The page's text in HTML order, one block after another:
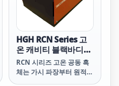
HGH RCN Series 고
온 캐비티 블랙바디
(50 ~ 1350℃)
RCN 시리즈 고온 공동 흑
체는 가시 파장부터 원적외